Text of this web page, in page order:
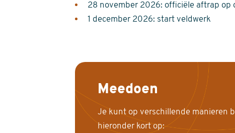
28 november 2026: officiële aftrap op
1 december 2026: start veldwerk
Meedoen
Je kunt op verschillende manieren
hieronder kort op: